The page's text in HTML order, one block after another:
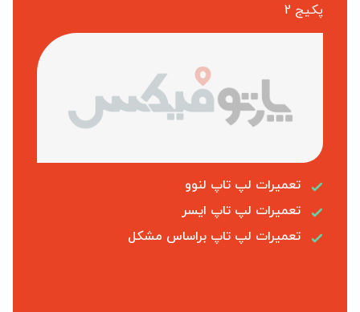
پکیج 2
تعمیرات لپ تاپ لنوو
تعمیرات لپ تاپ ایسر
تعمیرات لپ تاپ براساس مشکل